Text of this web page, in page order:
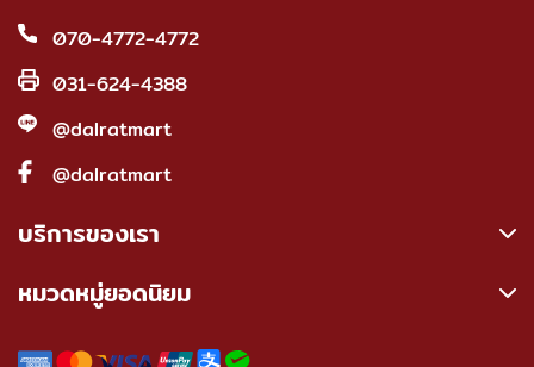
070-4772-4772
031-624-4388
@dalratmart
@dalratmart
บริการของเรา
หมวดหมู่ยอดนิยม